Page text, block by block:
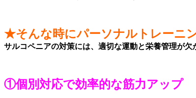
★そんな時にパーソナルトレーニ
サルコペニアの対策には、適切な運動と栄養管理が
①個別対応で効率的な筋力アップ